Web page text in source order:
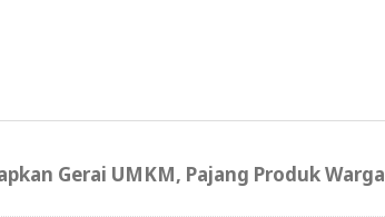
Gerai UMKM, Pajang Produk Warga